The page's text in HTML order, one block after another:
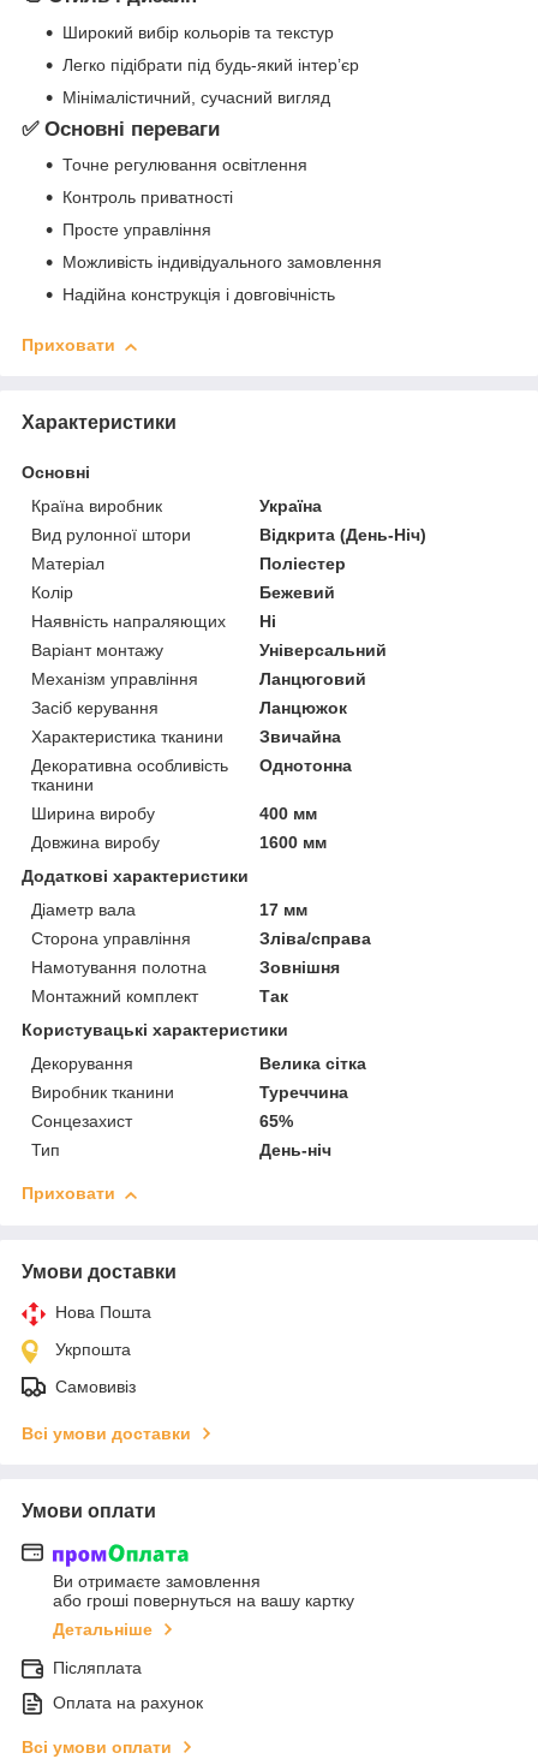
Широкий вибір кольорів та текстур
Легко підібрати під будь-який інтер’єр
Мінімалістичний, сучасний вигляд
✅ Основні переваги
Точне регулювання освітлення
Контроль приватності
Просте управління
Можливість індивідуального замовлення
Надійна конструкція і довговічність
Приховати
Характеристики
Основні
Країна виробник
Україна
Вид рулонної штори
Відкрита (День-Ніч)
Матеріал
Поліестер
Колір
Бежевий
Наявність напраляющих
Ні
Варіант монтажу
Універсальний
Механізм управління
Ланцюговий
Засіб керування
Ланцюжок
Характеристика тканини
Звичайна
Декоративна особливість
тканини
Однотонна
Ширина виробу
400 мм
Довжина виробу
1600 мм
Додаткові характеристики
Діаметр вала
17 мм
Сторона управління
Зліва/справа
Намотування полотна
Зовнішня
Монтажний комплект
Так
Користувацькі характеристики
Декорування
Велика сітка
Виробник тканини
Туреччина
Сонцезахист
65%
Тип
День-ніч
Приховати
Умови доставки
Нова Пошта
Укрпошта
Самовивіз
Всі умови доставки
Умови оплати
Ви отримаєте замовлення
або гроші повернуться на вашу картку
Детальніше
Післяплата
Оплата на рахунок
Всі умови оплати